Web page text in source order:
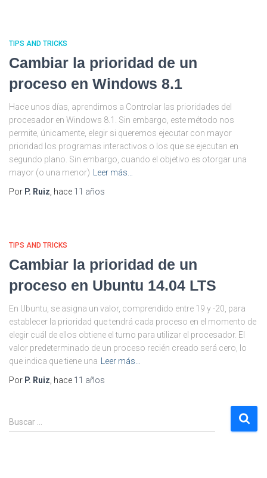
TIPS AND TRICKS
Cambiar la prioridad de un
proceso en Windows 8.1
Hace unos días, aprendimos a Controlar las prioridades del
procesador en Windows 8.1. Sin embargo, este método nos
permite, únicamente, elegir si queremos ejecutar con mayor
prioridad los programas interactivos o los que se ejecutan en
segundo plano. Sin embargo, cuando el objetivo es otorgar una
mayor (o una menor)
Leer más…
Por P. Ruiz , hace 11 años
TIPS AND TRICKS
Cambiar la prioridad de un
proceso en Ubuntu 14.04 LTS
En Ubuntu, se asigna un valor, comprendido entre 19 y -20, para
establecer la prioridad que tendrá cada proceso en el momento de
elegir cuál de ellos obtiene el turno para utilizar el procesador. El
valor predeterminado de un proceso recién creado será cero, lo
que indica que tiene una
Leer más…
Por P. Ruiz , hace 11 años
B
u
Buscar …